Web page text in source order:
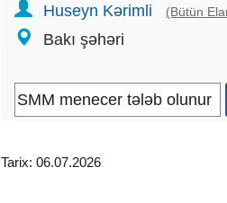
-Şirkətin məhsullarının tərkib və
malik olmalı
Huseyn Kərimli (Bütün
Bakı şəhəri
Tarix: 06.07.2026